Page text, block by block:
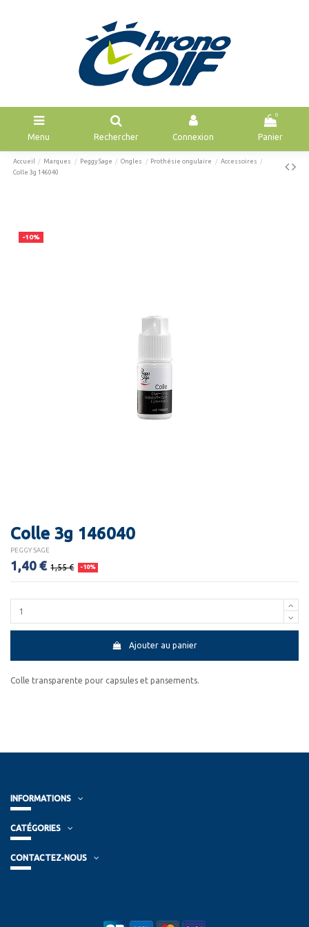
Menu Rechercher Connexion
0
Panier
Accueil Marques Peggy Sage Ongles Prothésie ongulaire
Accessoires
Colle 3g 146040
-10%
Colle 3g 146040
PEGGY SAGE
1,40 € 1,55 € -10%
Ajouter au panier
Colle transparente pour capsules et pansements.
INFORMATIONS
CATÉGORIES
CONTACTEZ-NOUS